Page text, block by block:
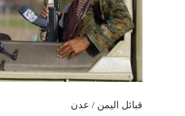
قبائل اليمن / عدن